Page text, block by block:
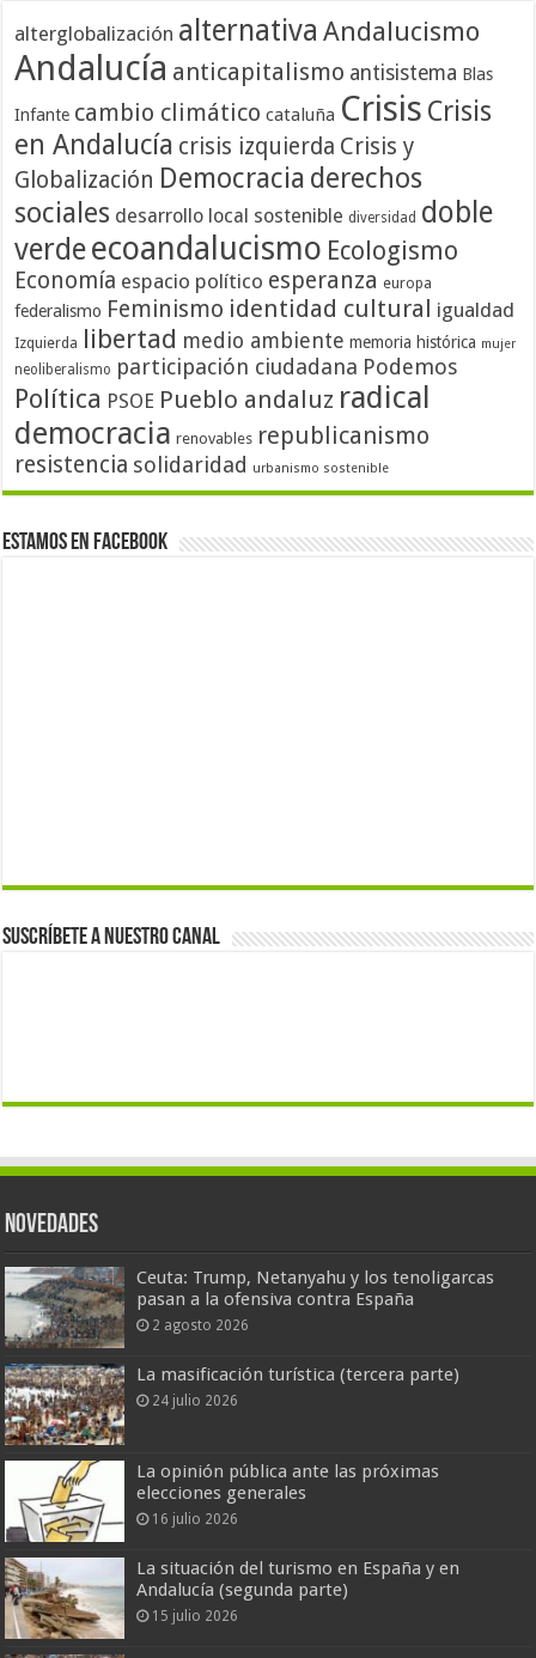
alterglobalización alternativa Andalucismo
Andalucía anticapitalismo antisistema Blas
Infante cambio climático cataluña Crisis Crisis
en Andalucía crisis izquierda Crisis y
Globalización Democracia derechos
sociales desarrollo local sostenible diversidad doble
verdeecoandalucismo Ecologismo
Economía espacio político esperanza europa
federalismo Feminismo identidad cultural igualdad
Izquierda libertad medio ambiente memoria histórica mujer
neoliberalismo participación ciudadana Podemos
Política PSOE Pueblo andaluz radical
democracia renovables republicanismo
resistencia solidaridad urbanismo sostenible
Estamos en Facebook
Suscríbete a nuestro canal
Novedades
Ceuta: Trump, Netanyahu y los tenoligarcas
pasan a la ofensiva contra España
2 agosto 2026
La masificación turística (tercera parte)
24 julio 2026
La opinión pública ante las próximas
elecciones generales
16 julio 2026
La situación del turismo en España y en
Andalucía (segunda parte)
15 julio 2026